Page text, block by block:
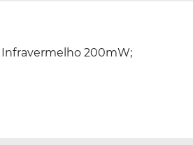
Infravermelho 200mW;